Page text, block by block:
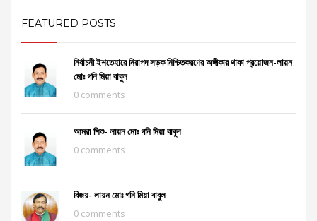
FEATURED POSTS
নির্বাচনী ইশতেহারে নিরাপদ সড়ক নিশ্চিতকরণের অঙ্গীকার থাকা প্রয়োজন-লায়ন
মোঃ গনি মিয়া বাবুল
0 comments
আমরা শিশু- লায়ন মোঃ গনি মিয়া বাবুল
0 comments
বিজয়- লায়ন মোঃ গনি মিয়া বাবুল
0 comments